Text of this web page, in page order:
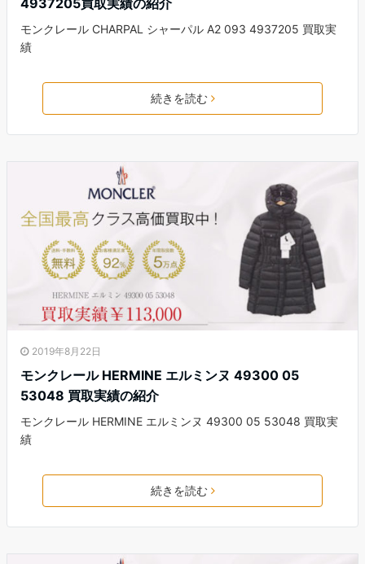
モンクレール CHARPAL シャーパル A2 093 4937205 買取実
績
続きを読む
2019年8月22日
モンクレール HERMINE エルミンヌ 49300 05
53048 買取実績の紹介
モンクレール HERMINE エルミンヌ 49300 05 53048 買取実
績
続きを読む